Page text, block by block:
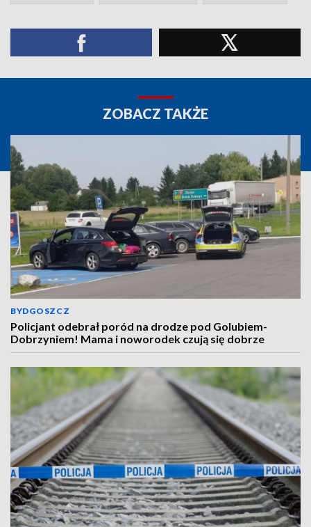
ZOBACZ TAKŻE
BYDGOSZCZ
Policjant odebrał poród na drodze pod Golubiem-
Dobrzyniem! Mama i noworodek czują się dobrze